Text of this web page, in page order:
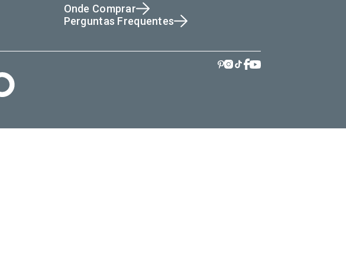
Onde Comprar
Perguntas Frequentes